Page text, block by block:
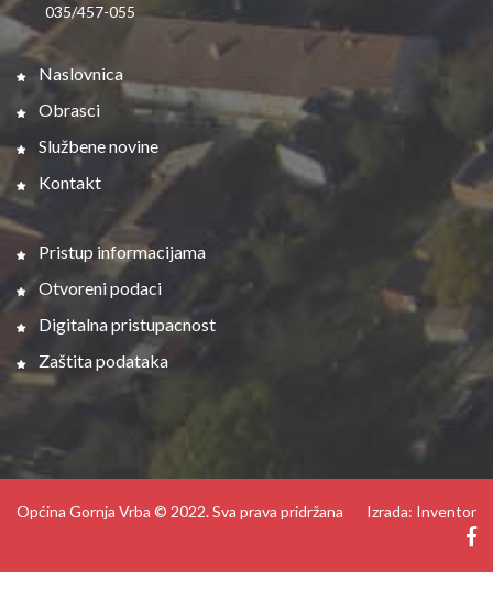
035/457-055
Naslovnica
Obrasci
Službene novine
Kontakt
Pristup informacijama
Otvoreni podaci
Digitalna pristupacnost
Zaštita podataka
Općina Gornja Vrba © 2022. Sva prava pridržana Izrada: Inventor